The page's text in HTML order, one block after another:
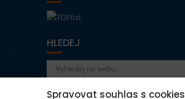
Spravovat souhlas s cookies
HLEDEJ